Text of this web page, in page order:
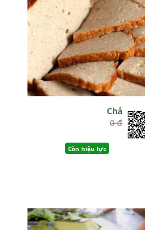
Chả
0 đ
Còn hiệu lực